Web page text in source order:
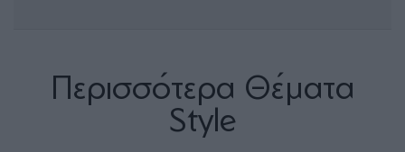
Περισσότερα Θέματα
Style